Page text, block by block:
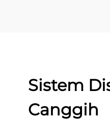
Sistem
Canggih